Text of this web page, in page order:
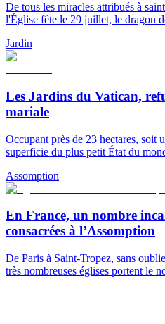
De tous les miracles attribués à
l'Église fête le 29 juillet, le dragon
Jardin
Les Jardins du Vatican,
mariale
Occupant près de 23 hectares, soit
superficie du plus petit État du
Assomption
En France, un nombre
consacrées à l’Assomption
De Paris à Saint-Tropez, sans
très nombreuses églises portent le